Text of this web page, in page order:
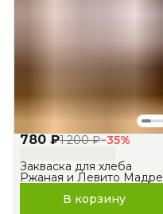
780 ₽1 200 ₽−35%
Закваска для хлеба
Ржаная и Левито Мадре
В корзину